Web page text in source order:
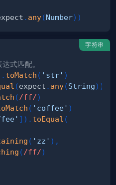
. any(Number) )
字符串
式匹配。
. toMatch ( 'str' )
(expect . any(String) )
( /ff/)
( 'coffee' )
] ) . toEqual (
( 'zz' ) ,
( /ff/)